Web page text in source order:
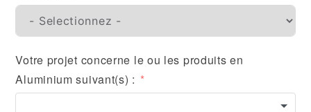
Votre projet concerne le ou les produits en
Aluminium suivant(s) :